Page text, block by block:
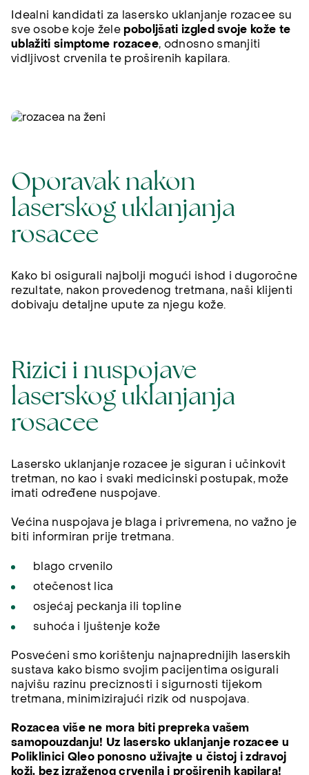
Idealni kandidati za lasersko uklanjanje rozacee su
sve osobe koje želepoboljšati izgled svoje kože te
ublažiti simptome rozacee, odnosno smanjiti
vidljivost crvenila te proširenih kapilara.
Oporavak nakon
laserskog uklanjanja
rosacee
Kako bi osigurali najbolji mogući ishod i dugoročne
rezultate, nakon provedenog tretmana, naši klijenti
dobivaju detaljne upute za njegu kože.
Rizici i nuspojave
laserskog uklanjanja
rosacee
Lasersko uklanjanje rozacee je siguran i učinkovit
tretman, no kao i svaki medicinski postupak, može
imati određene nuspojave.
Većina nuspojava je blaga i privremena, no važno je
biti informiran prije tretmana.
blago crvenilo
otečenost lica
osjećaj peckanja ili topline
suhoća i ljuštenje kože
Posvećeni smo korištenju najnaprednijih laserskih
sustava kako bismo svojim pacijentima osigurali
najvišu razinu preciznosti i sigurnosti tijekom
tretmana, minimizirajući rizik od nuspojava.
Rozacea više ne mora biti prepreka vašem
samopouzdanju! Uz lasersko uklanjanje rozacee u
Poliklinici Qleo ponosno uživajte u čistoj i zdravoj
koži, bez izraženog crvenila i proširenih kapilara!